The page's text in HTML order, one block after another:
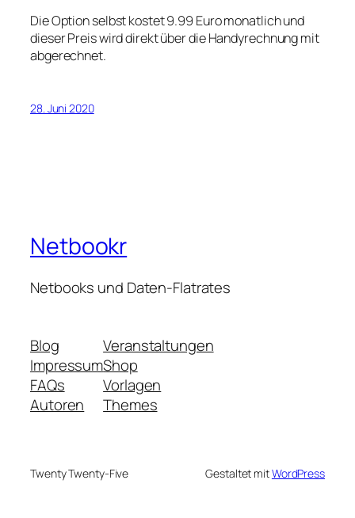
Die Option selbst kostet 9.99 Euro monatlich und
dieser Preis wird direkt über die Handyrechnung mit
abgerechnet.
28. Juni 2020
Netbookr
Netbooks und Daten-Flatrates
Blog
Impressum
FAQs
Autoren
Veranstaltungen
Shop
Vorlagen
Themes
Twenty Twenty-Five Gestaltet mitWordPress